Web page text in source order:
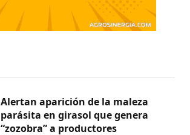
Alertan aparición de la maleza
parásita en girasol que genera
“zozobra” a productores